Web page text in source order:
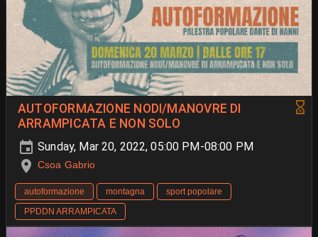
AUTOFORMAZIONE NODI/MANOVRE DI
ARRAMPICATA E NON SOLO
Sunday, Mar 20, 2022, 05:00 PM-08:00 PM
Csoa Gabrio
autoformazione montagna
sport popolare
PPDDN ARRAMPICATA